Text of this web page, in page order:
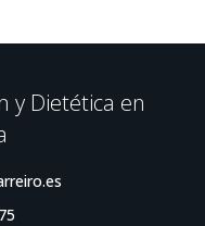
y Dietética en